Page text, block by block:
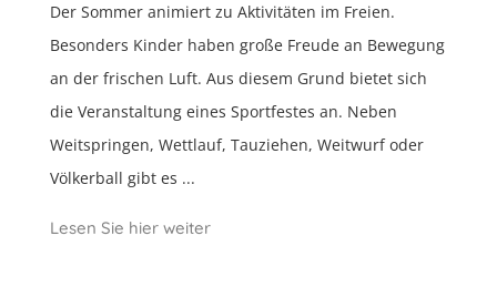
Der Sommer animiert zu Aktivitäten im Freien.
Besonders Kinder haben große Freude an Bewegung
an der frischen Luft. Aus diesem Grund bietet sich
die Veranstaltung eines Sportfestes an. Neben
Weitspringen, Wettlauf, Tauziehen, Weitwurf oder
Völkerball gibt es ...
Lesen Sie hier weiter